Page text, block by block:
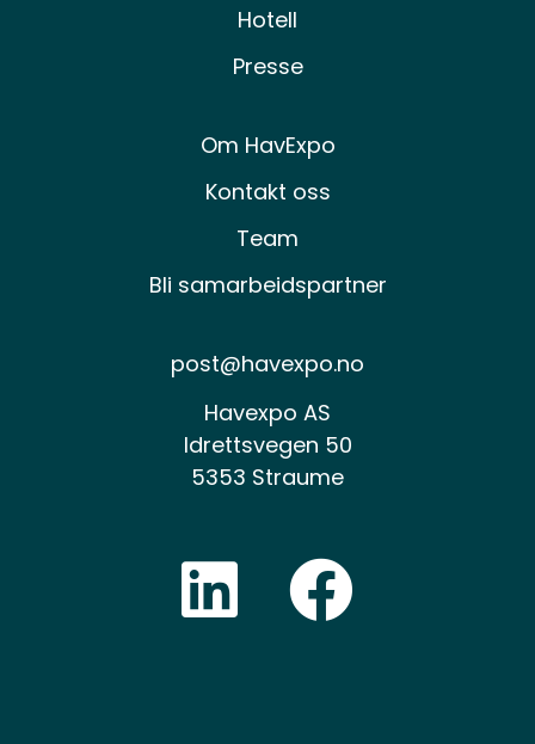
Hotell
Presse
Om HavExpo
Kontakt oss
Team
Bli samarbeidspartner
post@havexpo.no
Havexpo AS
Idrettsvegen 50
5353 Straume